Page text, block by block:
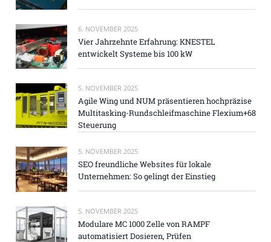
6. NOVEMBER 2025
Vier Jahrzehnte Erfahrung: KNESTEL
entwickelt Systeme bis 100 kW
5. NOVEMBER 2025
Agile Wing und NUM präsentieren hochpräzise
Multitasking-Rundschleifmaschine Flexium+68
Steuerung
5. NOVEMBER 2025
SEO freundliche Websites für lokale
Unternehmen: So gelingt der Einstieg
5. NOVEMBER 2025
Modulare MC 1000 Zelle von RAMPF
automatisiert Dosieren, Prüfen